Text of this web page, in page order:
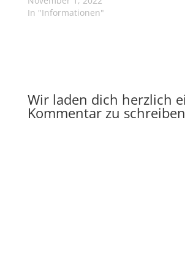
In "Informationen"
Wir laden dich herzlich
Kommentar zu